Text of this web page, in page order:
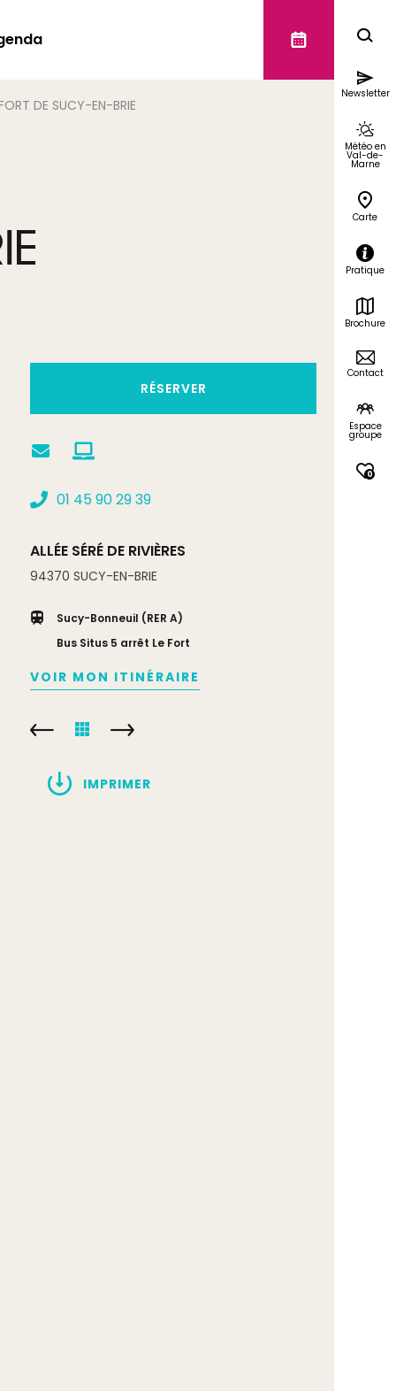
DE SUCY-EN-BRIE
Newsletter
Météo en
Val-de-
Marne
Carte
Pratique
Brochure
Contact
Espace
groupe
0
RÉSERVER
01 45 90 29 39
ALLÉE SÉRÉ DE RIVIÈRES
94370 SUCY-EN-BRIE
Sucy-Bonneuil (RER A)
Bus Situs 5 arrêt Le Fort
VOIR MON ITINÉRAIRE
IMPRIMER